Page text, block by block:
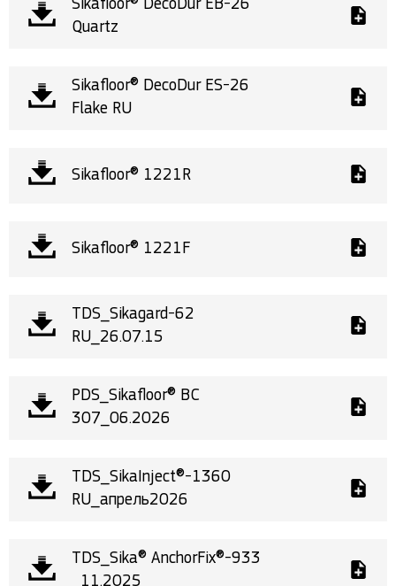
Sikafloor® DecoDur EB-26
Quartz
Sikafloor® DecoDur ES-26
Flake RU
Sikafloor® 1221R
Sikafloor® 1221F
TDS_Sikagard-62
RU_26.07.15
PDS_Sikafloor® BC
307_06.2026
TDS_SikaInject®-1360
RU_апрель2026
TDS_Sika® AnchorFix®-933
_11.2025